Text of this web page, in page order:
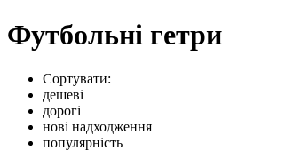
Футбольні гетри
Сортувати:
дешеві
дорогі
нові надходження
популярність